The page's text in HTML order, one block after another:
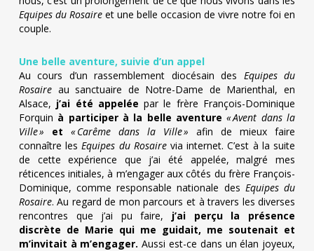
Equipes du Rosaireet une belle occasion de vivre notre foi en
couple.
Une belle aventure, suivie d’un appel
Au cours d’un rassemblement diocésain des Equipes du
Rosaireau sanctuaire de Notre-Dame de Marienthal, en
Alsace, j’ai été appelée par le frère François-Dominique
Forquin à participer à la belle aventure« Avent dans la
Ville » et « Carême dans la Ville » afin de mieux faire
connaître les Equipes du Rosairevia internet. C’est à la suite
de cette expérience que j’ai été appelée, malgré mes
réticences initiales, à m’engager aux côtés du frère François-
Dominique, comme responsable nationale des Equipes du
Rosaire. Au regard de mon parcours et à travers les diverses
rencontres que j’ai pu faire, j’ai perçu la présence
discrète de Marie qui me guidait, me soutenait et
m’invitait à m’engager. Aussi est-ce dans un élan joyeux,